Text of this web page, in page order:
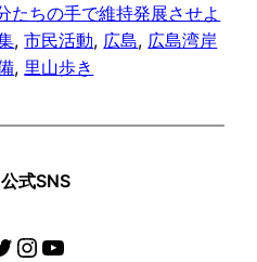
たちの手で維持発展させよ
, 市民活動, 広島, 広島湾岸
, 里山歩き
式SNS
Instagram
YouTube